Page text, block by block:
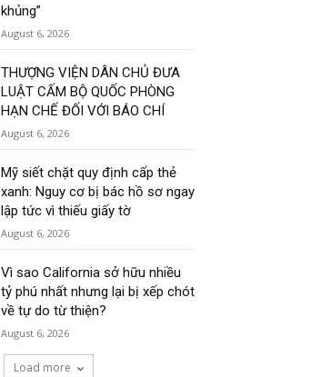
khủng”
August 6, 2026
THƯỢNG VIỆN DÂN CHỦ ĐƯA
LUẬT CẤM BỘ QUỐC PHÒNG
HẠN CHẾ ĐỐI VỚI BÁO CHÍ
August 6, 2026
Mỹ siết chặt quy định cấp thẻ
xanh: Nguy cơ bị bác hồ sơ ngay
lập tức vì thiếu giấy tờ
August 6, 2026
Vì sao California sở hữu nhiều
tỷ phú nhất nhưng lại bị xếp chót
về tự do từ thiện?
August 6, 2026
Load more